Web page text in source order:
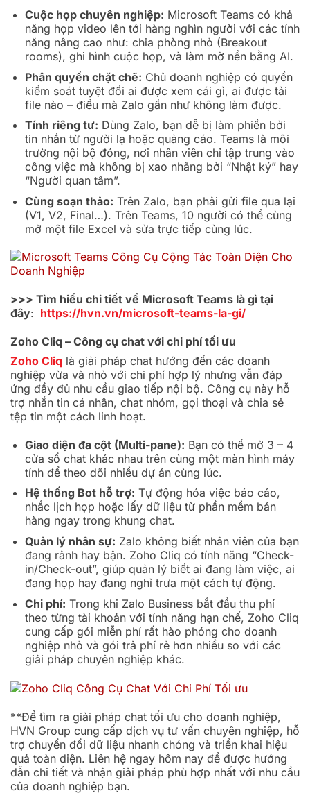
Cuộc họp chuyên nghiệp: Microsoft Teams có khả
năng họp video lên tới hàng nghìn người với các tính
năng nâng cao như: chia phòng nhỏ (Breakout
rooms), ghi hình cuộc họp, và làm mờ nền bằng AI.
Phân quyền chặt chẽ: Chủ doanh nghiệp có quyền
kiểm soát tuyệt đối ai được xem cái gì, ai được tải
file nào – điều mà Zalo gần như không làm được.
Tính riêng tư: Dùng Zalo, bạn dễ bị làm phiền bởi
tin nhắn từ người lạ hoặc quảng cáo. Teams là môi
trường nội bộ đóng, nơi nhân viên chỉ tập trung vào
công việc mà không bị xao nhãng bởi “Nhật ký” hay
“Người quan tâm”.
Cùng soạn thảo: Trên Zalo, bạn phải gửi file qua lại
(V1, V2, Final…). Trên Teams, 10 người có thể cùng
mở một file Excel và sửa trực tiếp cùng lúc.
>>> Tìm hiểu chi tiết về Microsoft Teams là gì tại
đây: https://hvn.vn/microsoft-teams-la-gi/
Zoho Cliq – Công cụ chat với chi phí tối ưu
Zoho Cliq là giải pháp chat hướng đến các doanh
nghiệp vừa và nhỏ với chi phí hợp lý nhưng vẫn đáp
ứng đầy đủ nhu cầu giao tiếp nội bộ. Công cụ này hỗ
trợ nhắn tin cá nhân, chat nhóm, gọi thoại và chia sẻ
tệp tin một cách linh hoạt.
Giao diện đa cột (Multi-pane): Bạn có thể mở 3 – 4
cửa sổ chat khác nhau trên cùng một màn hình máy
tính để theo dõi nhiều dự án cùng lúc.
Hệ thống Bot hỗ trợ: Tự động hóa việc báo cáo,
nhắc lịch họp hoặc lấy dữ liệu từ phần mềm bán
hàng ngay trong khung chat.
Quản lý nhân sự: Zalo không biết nhân viên của bạn
đang rảnh hay bận. Zoho Cliq có tính năng “Check-
in/Check-out”, giúp quản lý biết ai đang làm việc, ai
đang họp hay đang nghỉ trưa một cách tự động.
Chi phí: Trong khi Zalo Business bắt đầu thu phí
theo từng tài khoản với tính năng hạn chế, Zoho Cliq
cung cấp gói miễn phí rất hào phóng cho doanh
nghiệp nhỏ và gói trả phí rẻ hơn nhiều so với các
giải pháp chuyên nghiệp khác.
**Để tìm ra giải pháp chat tối ưu cho doanh nghiệp,
HVN Group cung cấp dịch vụ tư vấn chuyên nghiệp, hỗ
trợ chuyển đổi dữ liệu nhanh chóng và triển khai hiệu
quả toàn diện. Liên hệ ngay hôm nay để được hướng
dẫn chi tiết và nhận giải pháp phù hợp nhất với nhu cầu
của doanh nghiệp bạn.